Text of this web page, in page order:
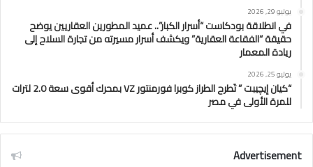
يوليو 29, 2026
في انطلاقة بودكاست “أسرار الكبار”.. عميد المطورين العقاريين يوضح
حقيقة “الفقاعة العقارية” ويكشف أسرار مسيرته من تجارة السلاح إلى
ريادة المعمار
يوليو 25, 2026
“كيان إيچيبت ” تَطرح الطراز كوبرا فورمنتور VZ بمحرك أقوى سعة 2.0 لترات
للمرة الأولى في مصر
Advertisement